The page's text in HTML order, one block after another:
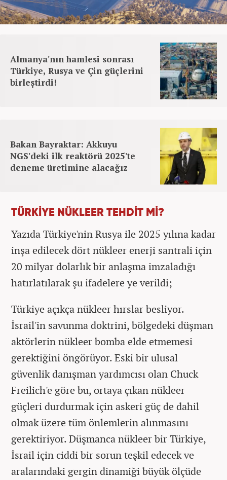
Almanya'nın hamlesi sonrası
Türkiye, Rusya ve Çin güçlerini
birleştirdi!
Bakan Bayraktar: Akkuyu
NGS'deki ilk reaktörü 2025'te
deneme üretimine alacağız
TÜRKİYE NÜKLEER TEHDİT Mİ?
Yazıda Türkiye'nin Rusya ile 2025 yılına kadar
inşa edilecek dört nükleer enerji santrali için
20 milyar dolarlık bir anlaşma imzaladığı
hatırlatılarak şu ifadelere ye verildi;
Türkiye açıkça nükleer hırslar besliyor.
İsrail'in savunma doktrini, bölgedeki düşman
aktörlerin nükleer bomba elde etmemesi
gerektiğini öngörüyor. Eski bir ulusal
güvenlik danışman yardımcısı olan Chuck
Freilich'e göre bu, ortaya çıkan nükleer
güçleri durdurmak için askeri güç de dahil
olmak üzere tüm önlemlerin alınmasını
gerektiriyor. Düşmanca nükleer bir Türkiye,
İsrail için ciddi bir sorun teşkil edecek ve
aralarındaki gergin dinamiği büyük ölçüde